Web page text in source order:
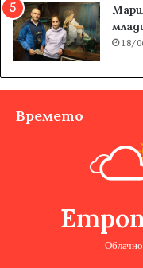
18/
Времето
Облачно